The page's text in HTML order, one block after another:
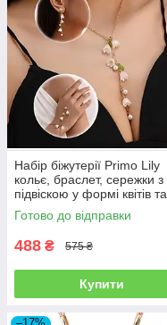
Набір біжутерії Primo Lily
кольє, браслет, сережки з
підвіскою у формі квітів та
перлин – Gold
Готово до відправки
488 ₴ 575 ₴
Купити